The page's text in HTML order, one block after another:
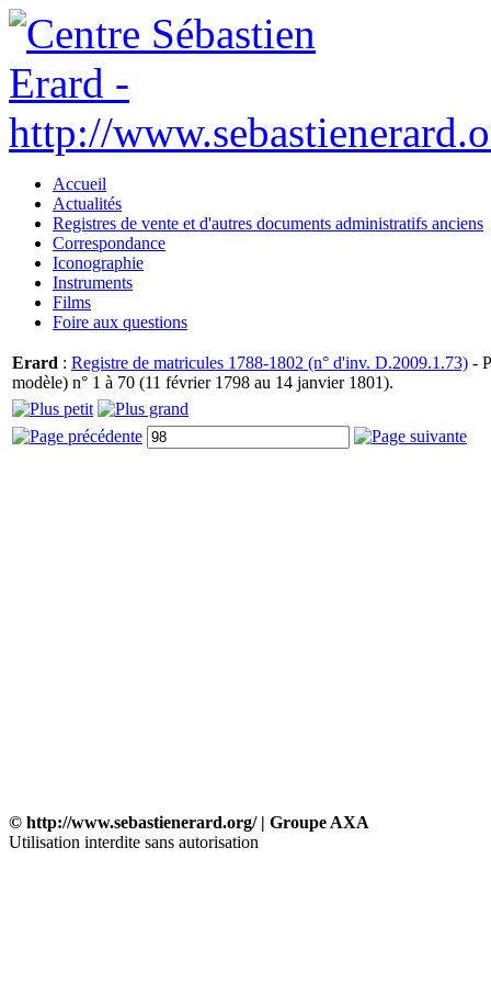
Accueil
Actualités
Registres de vente et d'autres documents administratifs anciens
Correspondance
Iconographie
Instruments
Films
Foire aux questions
Erard : Registre de matricules 1788-1802 (n° d'inv. D.2009.1.73) -
modèle) n° 1 à 70 (11 février 1798 au 14 janvier 1801).
© http://www.sebastienerard.org/ | Groupe AXA
Utilisation interdite sans autorisation